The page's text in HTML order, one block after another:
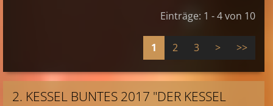
Einträge: 1 - 4 von 10
1 2 3 > >>
2. KESSEL BUNTES 2017 "DER KESSEL